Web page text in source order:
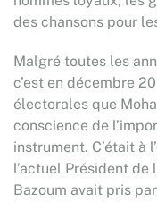
des chansons pour
Malgré toutes les
c’est en décembre
électorales que
conscience de
instrument. C’était à
l’actuel Président de
Bazoum avait pris